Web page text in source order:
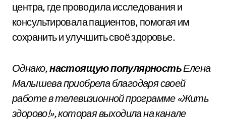
центра, где проводила исследования и
консультировала пациентов, помогая им
сохранить и улучшить своё здоровье.
Однако,настоящую популярностьЕлена
Малышева приобрела благодаря своей
работе в телевизионной программе «Жить
здорово!», которая выходила на канале